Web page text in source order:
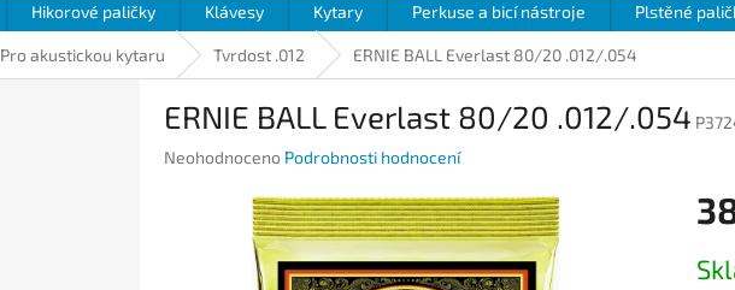
Hikorové paličky Klávesy Kytary Perkuse a bicí nástroje Plstěné
Pro akustickou kytaru Tvrdost .012 ERNIE BALL Everlast 80/20 .012/.054
ERNIE BALL Everlast 80/20 .012/.054
Průměrné
Neohodnoceno Podrobnosti hodnocení
cena: